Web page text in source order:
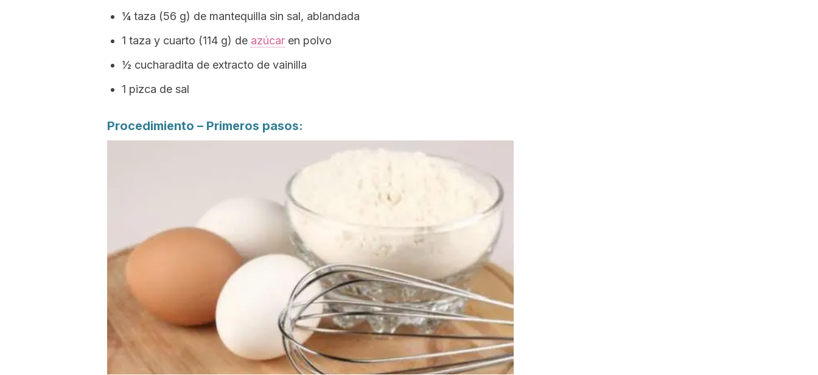
¼ taza (56 g) de mantequilla sin sal, ablandada
1 taza y cuarto (114 g) de azúcar en polvo
½ cucharadita de extracto de vainilla
1 pizca de sal
Procedimiento – Primeros pasos: